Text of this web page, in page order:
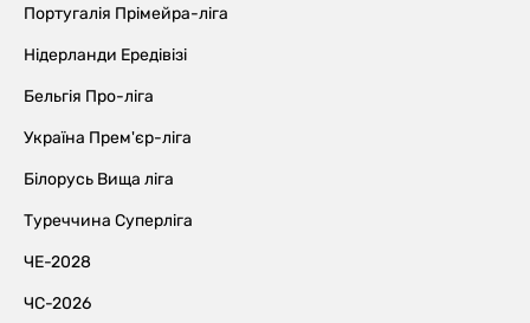
Португалія Прімейра-ліга
Нідерланди Ередівізі
Бельгія Про-ліга
Україна Прем'єр-ліга
Білорусь Вища ліга
Туреччина Суперліга
ЧЕ-2028
ЧС-2026